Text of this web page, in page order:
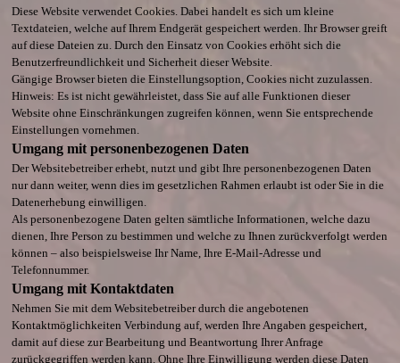
Diese Website verwendet Cookies. Dabei handelt es sich um kleine
Textdateien, welche auf Ihrem Endgerät gespeichert werden. Ihr Browser greift
auf diese Dateien zu. Durch den Einsatz von Cookies erhöht sich die
Benutzerfreundlichkeit und Sicherheit dieser Website.
Gängige Browser bieten die Einstellungsoption, Cookies nicht zuzulassen.
Hinweis: Es ist nicht gewährleistet, dass Sie auf alle Funktionen dieser
Website ohne Einschränkungen zugreifen können, wenn Sie entsprechende
Einstellungen vornehmen.
Umgang mit personenbezogenen Daten
Der Websitebetreiber erhebt, nutzt und gibt Ihre personenbezogenen Daten
nur dann weiter, wenn dies im gesetzlichen Rahmen erlaubt ist oder Sie in die
Datenerhebung einwilligen.
Als personenbezogene Daten gelten sämtliche Informationen, welche dazu
dienen, Ihre Person zu bestimmen und welche zu Ihnen zurückverfolgt werden
können – also beispielsweise Ihr Name, Ihre E-Mail-Adresse und
Telefonnummer.
Umgang mit Kontaktdaten
Nehmen Sie mit dem Websitebetreiber durch die angebotenen
Kontaktmöglichkeiten Verbindung auf, werden Ihre Angaben gespeichert,
damit auf diese zur Bearbeitung und Beantwortung Ihrer Anfrage
zurückgegriffen werden kann. Ohne Ihre Einwilligung werden diese Daten